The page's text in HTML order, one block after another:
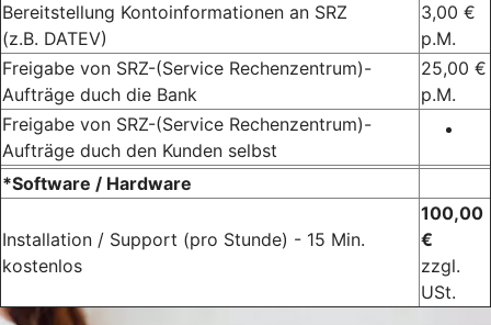
Bereitstellung Kontoinformationen an SRZ
(z.B. DATEV)
3,00 €
p.M.
Freigabe von SRZ-(Service Rechenzentrum)-
Aufträge duch die Bank
25,00 €
p.M.
Freigabe von SRZ-(Service Rechenzentrum)-
Aufträge duch den Kunden selbst
*Software / Hardware
Installation / Support (pro Stunde) - 15 Min.
kostenlos
100,00
€
zzgl.
USt.